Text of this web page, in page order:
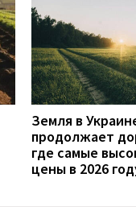
Земля в
продолжает
где самые
цены в 2026